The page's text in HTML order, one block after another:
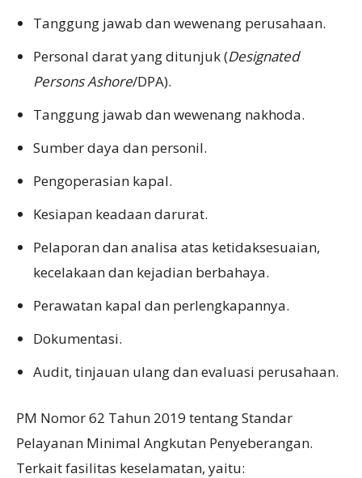
Tanggung jawab dan wewenang perusahaan.
Personal darat yang ditunjuk (Designated
Persons Ashore/DPA).
Tanggung jawab dan wewenang nakhoda.
Sumber daya dan personil.
Pengoperasian kapal.
Kesiapan keadaan darurat.
Pelaporan dan analisa atas ketidaksesuaian,
kecelakaan dan kejadian berbahaya.
Perawatan kapal dan perlengkapannya.
Dokumentasi.
Audit, tinjauan ulang dan evaluasi perusahaan.
PM Nomor 62 Tahun 2019 tentang Standar
Pelayanan Minimal Angkutan Penyeberangan.
Terkait fasilitas keselamatan, yaitu: